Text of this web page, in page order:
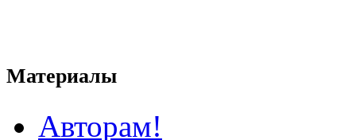
Материалы
Авторам!